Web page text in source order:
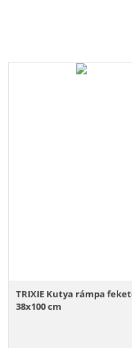
TRIXIE Kutya rámpa
38x100 cm